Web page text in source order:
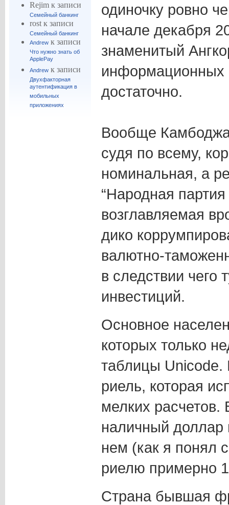
Rejimк записи
Семейный банкинг
rostк записи
Семейный банкинг
Andrewк записи
Что нужно знать об
ApplePay
Andrewк записи
Двухфакторная
аутентификация в
мобильных
приложениях
одиночку ровно
начале декабря
знаменитый
информационных
достаточно.
Вообще Камбоджа
судя по всему,
номинальная, а
“Народная
возглавляемая
дико
валютно-
в следствии чего
инвестиций.
Основное
которых только
таблицы
риель, которая
мелких
наличный доллар
нем (как я понял
риелю примерно
Страна бывшая